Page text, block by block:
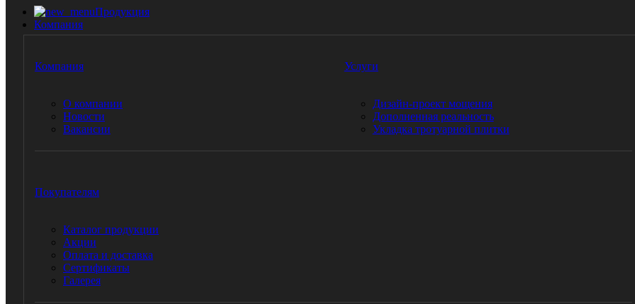
Продукция
Компания
Компания
О компании
Новости
Вакансии
Услуги
Дизайн-проект мощения
Дополненная реальность
Укладка тротуарной плитки
Покупателям
Каталог продукции
Акции
Оплата и доставка
Сертификаты
Галерея